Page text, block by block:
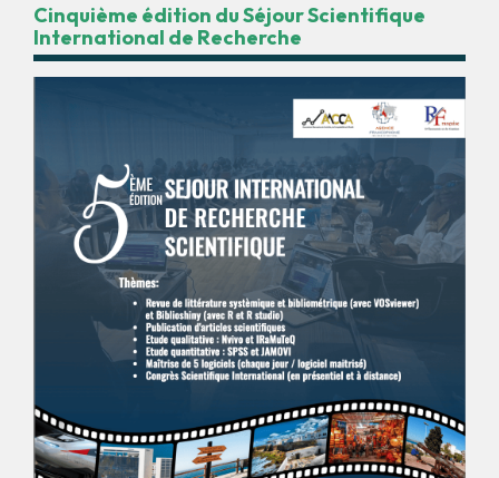
Cinquième édition du Séjour Scientifique
International de Recherche